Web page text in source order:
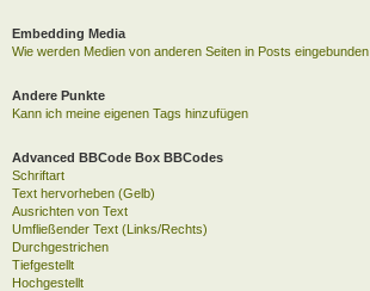
Embedding Media
Wie werden Medien von anderen Seiten in Posts eingebunden
Andere Punkte
Kann ich meine eigenen Tags hinzufügen
Advanced BBCode Box BBCodes
Schriftart
Text hervorheben (Gelb)
Ausrichten von Text
Umfließender Text (Links/Rechts)
Durchgestrichen
Tiefgestellt
Hochgestellt